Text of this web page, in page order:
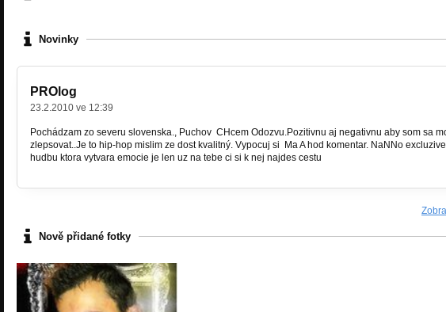
Novinky
PROlog
23.2.2010 ve 12:39
Pochádzam zo severu slovenska., Puchov CHcem Odozvu.Pozitivnu aj negativnu aby som sa
zlepsovat..Je to hip-hop mislim ze dost kvalitný. Vypocuj si Ma A hod komentar. NaNNo
hudbu ktora vytvara emocie je len uz na tebe ci si k nej najdes cestu
Nově přidané fotky